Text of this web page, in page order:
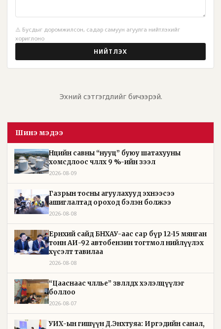
⚠️ Бусдыг доромжилсон, садар самуун агуулга нийтлэхийг
хориглоно
НИЙТЛЭХ
Эхний сэтгэгдлийг бичээрэй.
Шинэ мэдээ
Нөөцийн савны “нууц” буюу шатахууны
хомсдлоос чөлөөлөх 9 %-ийн зээл
2026-08-09
Газрын тосны агуулахууд эхнээсээ
ашиглалтад ороход бэлэн болжээ
2026-08-08
Ерөнхий сайд БНХАУ-аас сар бүр 12-15 мянган
тонн АИ-92 автобензин тогтмол нийлүүлэх
хүсэлт тавилаа
2026-08-08
“Цааснаас чөлөөлье” зөвлөлдөх хэлэлцүүлэг
боллоо
2026-08-07
УИХ-ын гишүүн Д.Энхтуяа: Иргэдийн санал,